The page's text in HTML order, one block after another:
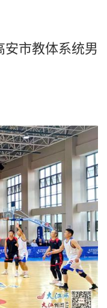
安市教体系统男